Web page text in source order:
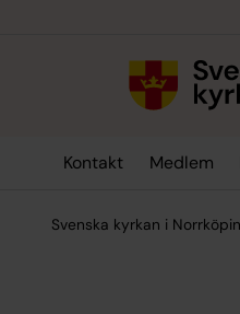
Kontakt Medlem
Svenska kyrkan i